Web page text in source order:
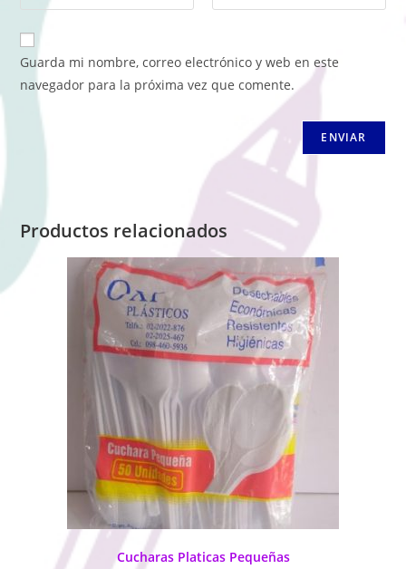
Guarda mi nombre, correo electrónico y web en este
navegador para la próxima vez que comente.
Productos relacionados
Cucharas Platicas Pequeñas